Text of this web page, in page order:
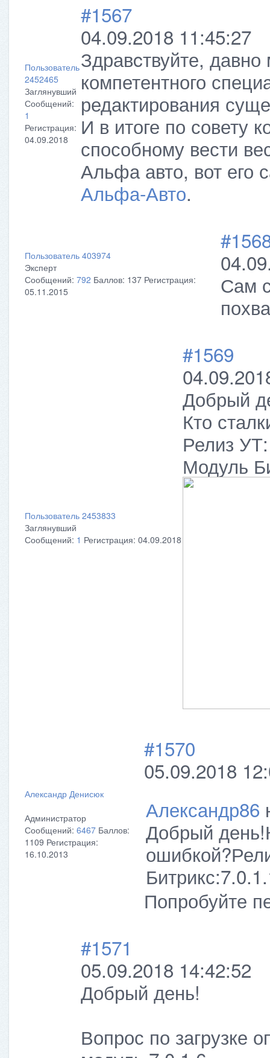
Пользователь
2452465
Заглянувший
Сообщений:
1
Регистрация:
04.09.2018
#1567
04.09.2018 11:45:27
Здравcтвуйте,
компетентного
редактирования
И в итоге по совету
способному вести
Альфа авто, вот его
Альфа-Авто.
Пользователь 403974
Эксперт
Сообщений: 792 Баллов: 137 Регистрация:
05.11.2015
Сам
Пользователь 2453833
Заглянувший
Сообщений: 1 Регистрация: 04.09.2018
#1569
Добрый
Кто
Релиз
Модуль
Александр Денисюк
Администратор
Сообщений: 6467 Баллов:
1109 Регистрация:
16.10.2013
#1570
05.09.2018
Александр86
Добрый
Попробуйте
#1571
05.09.2018 14:42:52
Добрый день!
Вопрос по загрузке